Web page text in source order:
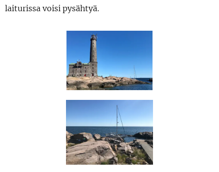
laiturissa voisi pysähtyä.